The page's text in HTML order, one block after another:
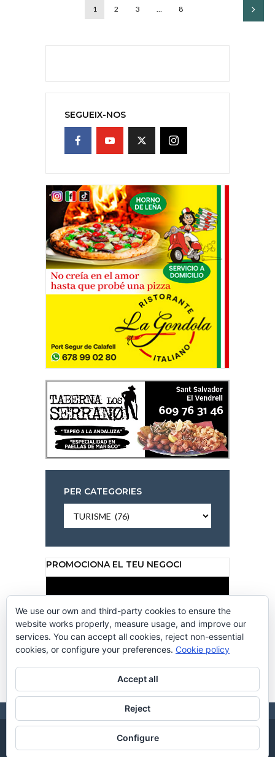
1 2 3 … 8
SEGUEIX-NOS
PER CATEGORIES
categories
PROMOCIONA EL TEU NEGOCI
de
vídeo
CC CANALCALAFELL 2026. DISSENY WEB
We use our own and third-party cookies to ensure the
website works properly, measure usage, and improve our
services. You can accept all cookies, reject non-essential
cookies, or configure your preferences. Cookie policy
Accept all
Reject
Configure